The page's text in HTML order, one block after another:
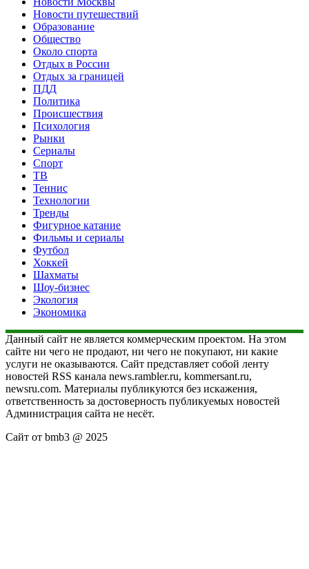
Новости путешествий
Образование
Общество
Около спорта
Отдых в России
Отдых за границей
ПДД
Политика
Происшествия
Психология
Рынки
Сериалы
Спорт
ТВ
Теннис
Технологии
Тренды
Фигурное катание
Фильмы и сериалы
Футбол
Хоккей
Шахматы
Шоу-бизнес
Экология
Экономика
Данный сайт не является коммерческим проектом. На этом
сайте ни чего не продают, ни чего не покупают, ни какие
услуги не оказываются. Сайт представляет собой ленту
новостей RSS канала news.rambler.ru, kommersant.ru,
newsru.com. Материалы публикуются без искажения,
ответственность за достоверность публикуемых новостей
Администрация сайта не несёт.
Сайт от bmb3 @ 2025